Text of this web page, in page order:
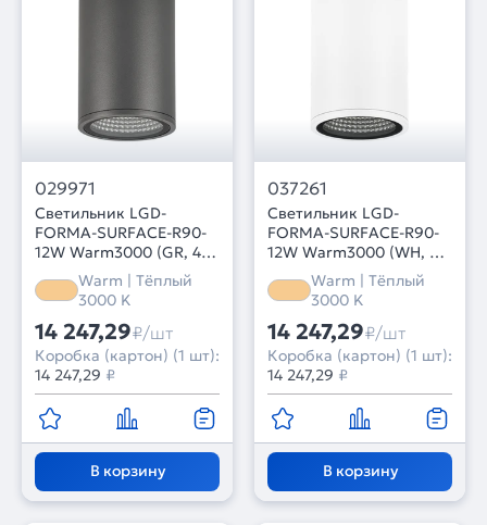
029971
Светильник LGD-
FORMA-SURFACE-R90-
12W Warm3000 (GR, 44
deg, 230V) (Arlight, IP54
Металл, 3 года)
Warm | Тёплый
3000 K
14 247,29₽/шт
Коробка (картон) (1 шт):
14 247,29 ₽
В корзину
037261
Светильник LGD-
FORMA-SURFACE-R90-
12W Warm3000 (WH, 44
deg, 230V) (Arlight, IP54
Металл, 3 года)
Warm | Тёплый
3000 K
14 247,29₽/шт
Коробка (картон) (1 шт):
14 247,29 ₽
В корзину